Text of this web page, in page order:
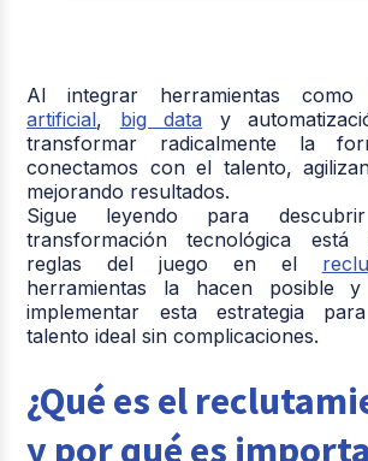
Al integrar herramientas
artificial, big data y
transformar radicalmente la
conectamos con el talento,
mejorando resultados.
Sigue leyendo para
transformación tecnológica está
reglas del juego en el
herramientas la hacen posible
implementar esta estrategia
talento ideal sin complicaciones.
¿Qué es el
y por qué es